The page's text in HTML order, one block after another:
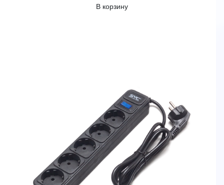
В корзину